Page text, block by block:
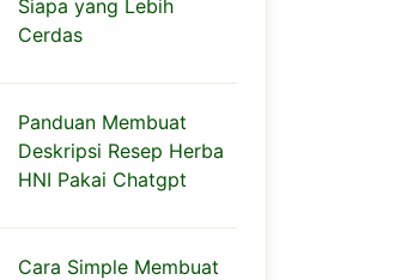
Siapa yang Lebih
Cerdas
Panduan Membuat
Deskripsi Resep Herba
HNI Pakai Chatgpt
Cara Simple Membuat